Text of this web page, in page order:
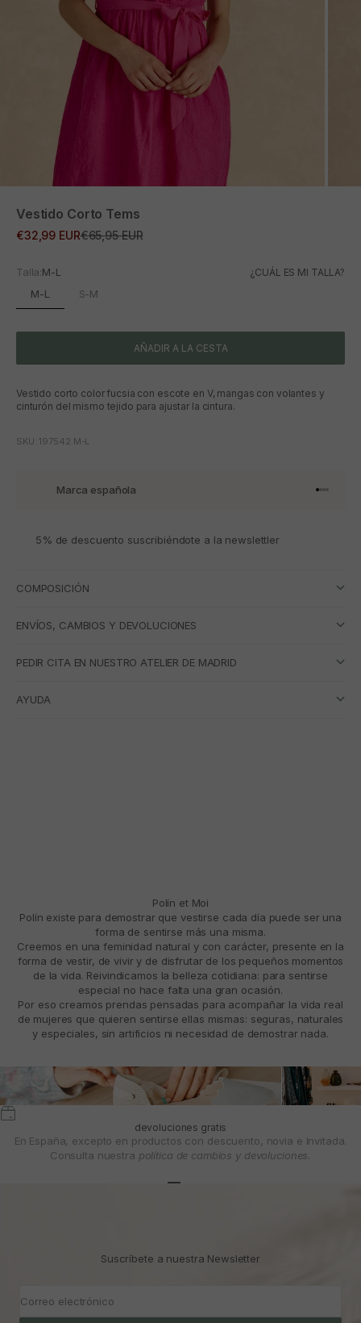
Vestido Corto Tems
Precio de oferta
€32,99 EURPrecio normal
€65,95 EUR
Talla:M-L ¿CUÁL ES MI TALLA?
M-L S-M
AÑADIR A LA CESTA
Vestido corto color fucsia con escote en V, mangas con volantes y
cinturón del mismo tejido para ajustar la cintura.
SKU: 197542.M-L
Marca española Ir al
Ir al
Ir al
Ir al
5% de descuento suscribiéndote a la newslettler
COMPOSICIÓN
ENVÍOS, CAMBIOS Y DEVOLUCIONES
PEDIR CITA EN NUESTRO ATELIER DE MADRID
AYUDA
Polín et Moi
Polín existe para demostrar que vestirse cada día puede ser una
forma de sentirse más una misma.
Creemos en una feminidad natural y con carácter, presente en la
forma de vestir, de vivir y de disfrutar de los pequeños momentos
de la vida. Reivindicamos la belleza cotidiana: para sentirse
especial no hace falta una gran ocasión.
Por eso creamos prendas pensadas para acompañar la vida real
de mujeres que quieren sentirse ellas mismas: seguras, naturales
y especiales, sin artificios ni necesidad de demostrar nada.
devoluciones gratis
En España, excepto en productos con descuento, novia e Invitada.
Consulta nuestra política de cambios y devoluciones.
Suscríbete a nuestra Newsletter
Correo electrónico